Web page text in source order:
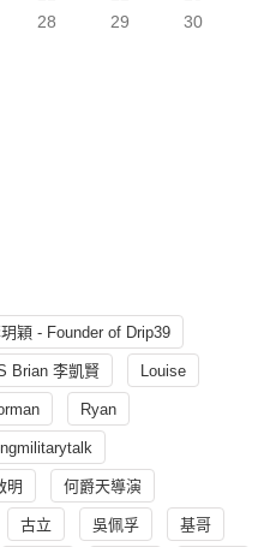
28 29
30
穎 - Founder of Drip39
Brian 李凱賢 Louise
Ryan
明 何爵天導演
古立 吳佩孚 基哥